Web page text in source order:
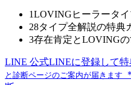
1LOVINGヒーラータイ
28タイプ全解説の特典
3存在肯定とLOVING
LINE 公式LINEに登録して
と診断ページのご案内が届きます